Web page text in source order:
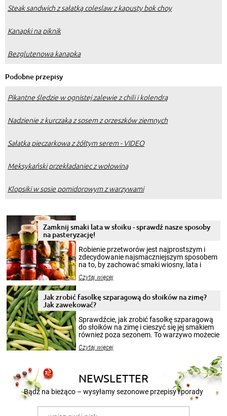
Steak sandwich z sałatką coleslaw z kapusty bok choy
Kanapki na piknik
Bezglutenowa kanapka
Podobne przepisy
Pikantne śledzie w ognistej zalewie z chili i kolendrą
Nadzienie z kurczaka z sosem z orzeszków ziemnych
Sałatka pieczarkowa z żółtym serem - VIDEO
Meksykański przekładaniec z wołowiną
Klopsiki w sosie pomidorowym z warzywami
Zamknij smaki lata w słoiku - sprawdź nasze sposoby
na pasteryzację!
Robienie przetworów jest najprostszym i
zdecydowanie najsmaczniejszym sposobem
na to, by zachować smaki wiosny, lata i
krajobrazów, by cieszyć nimi oko w sezonie
pełni poczuć atmosferę cieplejszych
miesięcy. Przygotowanie słoików ze
patenty, które pozwolą zachować świeżość
przetworów.
Czytaj więcej
Jak zrobić fasolkę szparagową do słoików na zimę?
Jak zawekować?
Sprawdźcie, jak zrobić fasolkę szparagową
do słoików na zimę i cieszyć się jej smakiem
również poza sezonem. To warzywo możecie
nasze propozycje!
Czytaj więcej
NEWSLETTER
Bądź na bieżąco – wysyłamy sezonowe przepisy i porady